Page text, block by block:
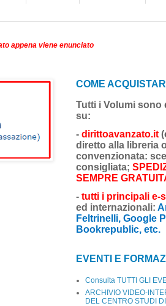
appena viene enunciato
COME
Tutti i Volumi sono
su:
- dirittoavanzato.it
diretto alla libreria
convenzionata:
consigliata;
SEMPRE
- tutti i principali e-
ed internazionali:
Feltrinelli, Google
Bookrepublic, etc.
EVENTI E
Consulta TUTTI GLI
ARCHIVIO VIDEO-
DEL CENTRO STUDI